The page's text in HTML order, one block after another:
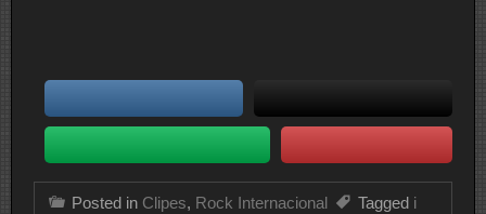
Posted in Clipes, Rock Internacional Tagged i